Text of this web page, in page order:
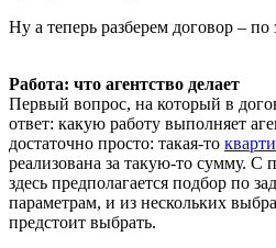
Ну а теперь разберем договор – по
Работа: что агентство делает
Первый вопрос, на который в
ответ: какую работу выполняет
достаточно просто: такая-то
реализована за такую-то сумму. С
здесь предполагается подбор по
параметрам, и из нескольких
предстоит выбрать.